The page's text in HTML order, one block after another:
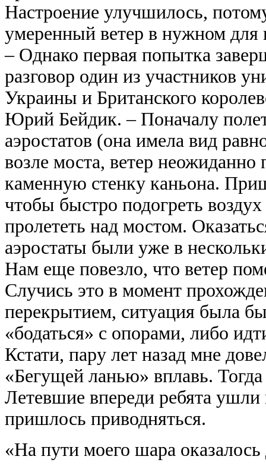
Настроение улучшилось,
умеренный ветер в нужном
– Однако первая попытка
разговор один из участников
Украины и Британского
Юрий Бейдик. – Поначалу
аэростатов (она имела вид
возле моста, ветер
каменную стенку каньона.
чтобы быстро подогреть
пролететь над мостом.
аэростаты были уже в
Нам еще повезло, что ветер
Случись это в момент
перекрытием, ситуация была
«бодаться» с опорами, либо
Кстати, пару лет назад мне
«Бегущей ланью» вплавь.
Летевшие впереди ребята
пришлось приводняться.
«На пути моего шара оказалось